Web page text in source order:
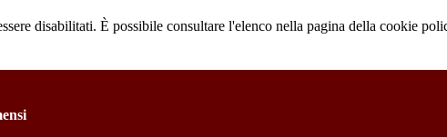
disabilitati. È possibile consultare l'elenco nella pagina della cookie